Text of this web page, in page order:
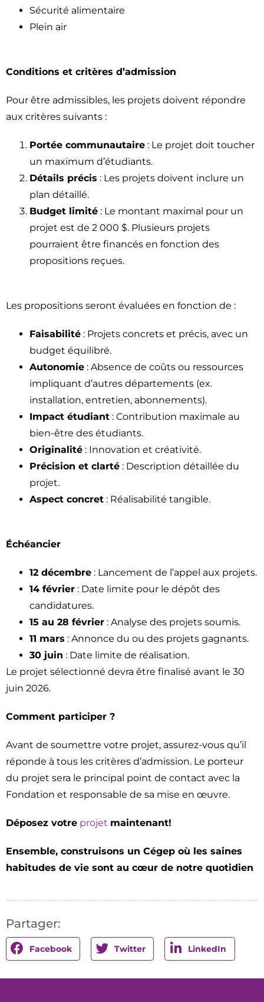
Sécurité alimentaire
Plein air
Conditions et critères d’admission
Pour être admissibles, les projets doivent répondre
aux critères suivants :
Portée communautaire : Le projet doit toucher
un maximum d’étudiants.
Détails précis : Les projets doivent inclure un
plan détaillé.
Budget limité : Le montant maximal pour un
projet est de 2 000 $. Plusieurs projets
pourraient être financés en fonction des
propositions reçues.
Les propositions seront évaluées en fonction de :
Faisabilité : Projets concrets et précis, avec un
budget équilibré.
Autonomie : Absence de coûts ou ressources
impliquant d’autres départements (ex.
installation, entretien, abonnements).
Impact étudiant : Contribution maximale au
bien-être des étudiants.
Originalité : Innovation et créativité.
Précision et clarté : Description détaillée du
projet.
Aspect concret : Réalisabilité tangible.
Échéancier
12 décembre : Lancement de l’appel aux projets.
14 février : Date limite pour le dépôt des
candidatures.
15 au 28 février : Analyse des projets soumis.
11 mars : Annonce du ou des projets gagnants.
30 juin : Date limite de réalisation.
Le projet sélectionné devra être finalisé avant le 30
juin 2026.
Comment participer ?
Avant de soumettre votre projet, assurez-vous qu’il
réponde à tous les critères d’admission. Le porteur
du projet sera le principal point de contact avec la
Fondation et responsable de sa mise en œuvre.
Déposez votre projet maintenant!
Ensemble, construisons un Cégep où les saines
habitudes de vie sont au cœur de notre quotidien
Partager:
Facebook Twitter LinkedIn